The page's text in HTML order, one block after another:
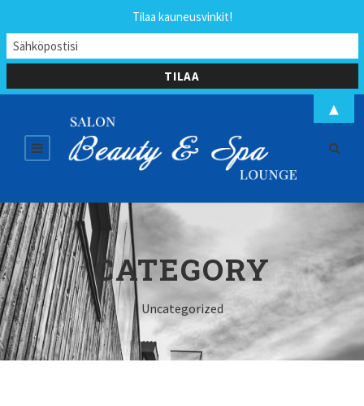
CATEGORY
Uncategorized
Tilaa kauneusvinkit!
▲